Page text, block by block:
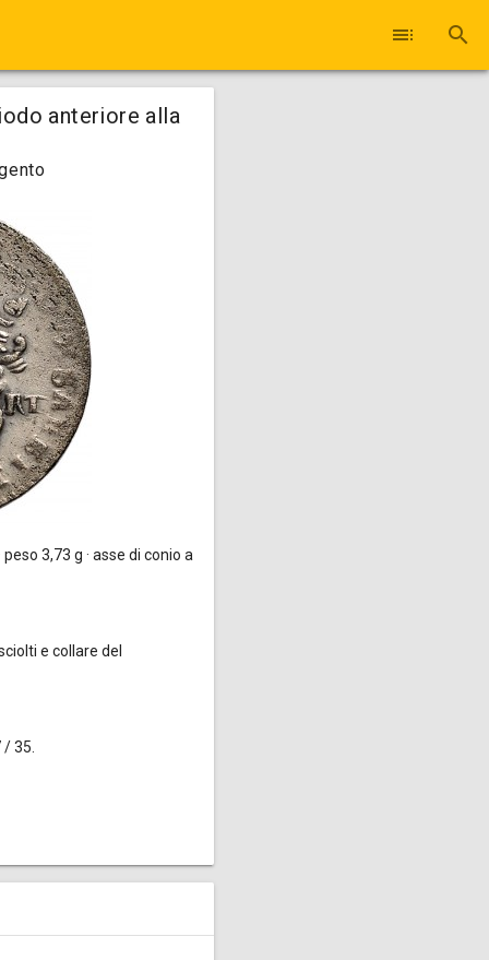
toc search
anteriore alla
3,73 g · asse di conio a
e collare del
35.